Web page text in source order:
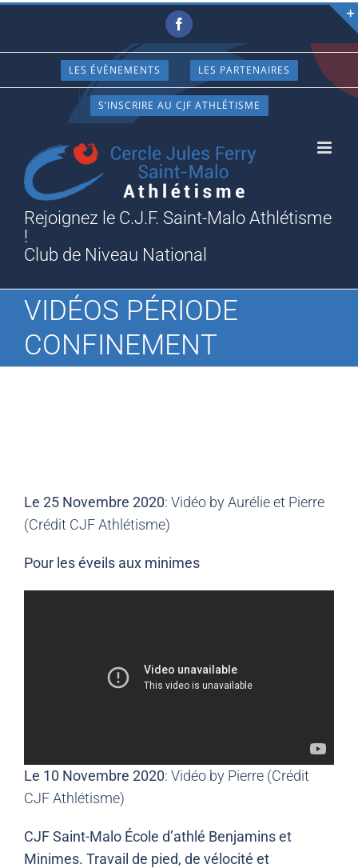
Passer
contenu
Facebook
LES ÉVÈNEMENTS LES PARTENAIRES
S’INSCRIRE AU CJF ATHLÉTISME
Rejoignez le C.J.F. Saint-Malo Athlétisme
!
Club de Niveau National
VIDÉOS PÉRIODE
CONFINEMENT
Le 25 Novembre 2020: Vidéo by Aurélie et Pierre
(Crédit CJF Athlétisme)
Pour les éveils aux minimes
Le 10 Novembre 2020: Vidéo by Pierre (Crédit
CJF Athlétisme)
CJF Saint-Malo École d’athlé Benjamins et
Minimes. Travail de pied, de vélocité et